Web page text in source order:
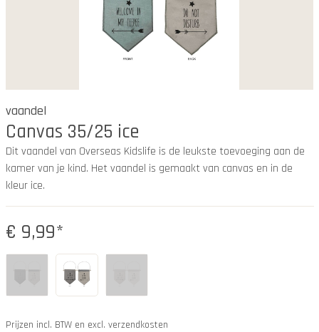
vaandel
Canvas 35/25 ice
Dit vaandel van Overseas Kidslife is de leukste toevoeging aan de
kamer van je kind. Het vaandel is gemaakt van canvas en in de
kleur ice.
€ 9,99*
Prijzen incl. BTW en excl. verzendkosten